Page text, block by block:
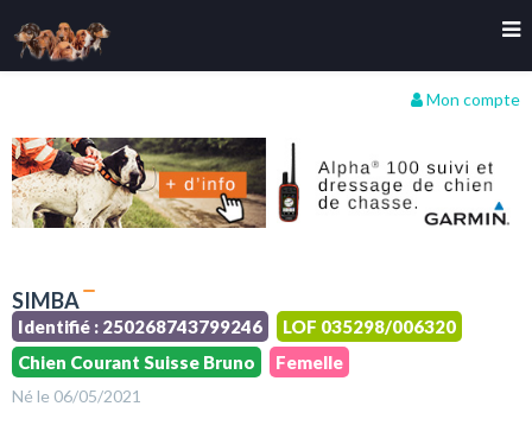
Mon compte
SIMBA
Identifié : 250268743799246
LOF 035298/006320
Chien Courant Suisse Bruno
Femelle
Né le 06/05/2021